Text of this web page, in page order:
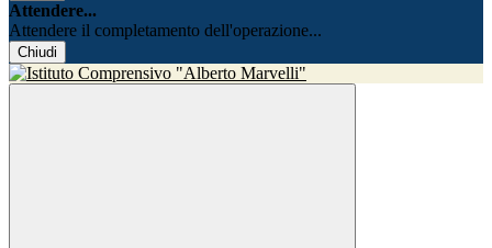
Attendere...
Attendere il completamento dell'operazione...
Chiudi